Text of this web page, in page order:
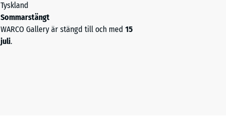
Tyskland
Sommarstängt
WARCO Gallery är stängd till och med 15
juli.